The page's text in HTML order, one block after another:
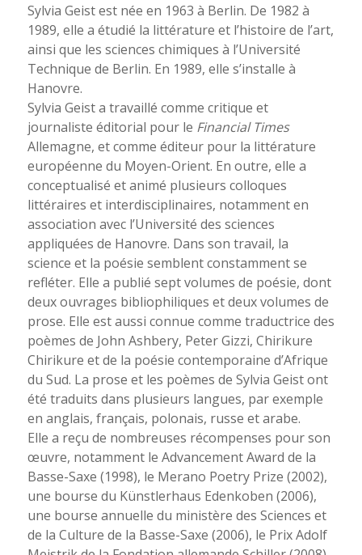
Sylvia Geist est née en 1963 à Berlin. De 1982 à
1989, elle a étudié la littérature et l’histoire de l’art,
ainsi que les sciences chimiques à l’Université
Technique de Berlin. En 1989, elle s’installe à
Hanovre.
Sylvia Geist a travaillé comme critique et
journaliste éditorial pour le Financial Times
Allemagne, et comme éditeur pour la littérature
européenne du Moyen-Orient. En outre, elle a
conceptualisé et animé plusieurs colloques
littéraires et interdisciplinaires, notamment en
association avec l’Université des sciences
appliquées de Hanovre. Dans son travail, la
science et la poésie semblent constamment se
refléter. Elle a publié sept volumes de poésie, dont
deux ouvrages bibliophiliques et deux volumes de
prose. Elle est aussi connue comme traductrice des
poèmes de John Ashbery, Peter Gizzi, Chirikure
Chirikure et de la poésie contemporaine d’Afrique
du Sud. La prose et les poèmes de Sylvia Geist ont
été traduits dans plusieurs langues, par exemple
en anglais, français, polonais, russe et arabe.
Elle a reçu de nombreuses récompenses pour son
œuvre, notamment le Advancement Award de la
Basse-Saxe (1998), le Merano Poetry Prize (2002),
une bourse du Künstlerhaus Edenkoben (2006),
une bourse annuelle du ministère des Sciences et
de la Culture de la Basse-Saxe (2006), le Prix Adolf